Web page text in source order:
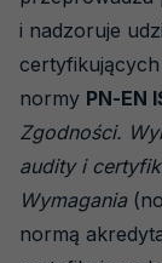
i nadzoruje
normy PN-EN
Zgodności.
audity i
Wymagania
normą